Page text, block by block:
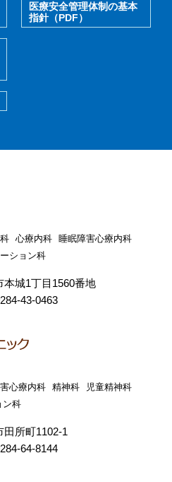
医療安全管理体制の基本
指針（PDF）
心療内科
睡眠障害心療内科
ション科
本城1丁目1560番地
43-0463
心療内科 精神科
児童精神科
ン科
田所町1102-1
64-8144